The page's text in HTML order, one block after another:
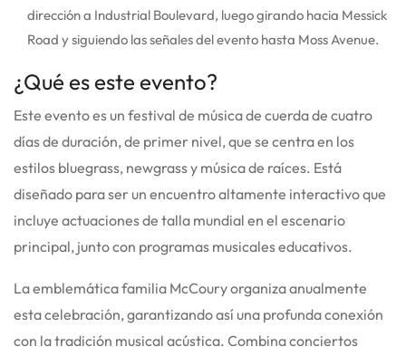
dirección a Industrial Boulevard, luego girando hacia Messick
Road y siguiendo las señales del evento hasta Moss Avenue.
¿Qué es este evento?
Este evento es un festival de música de cuerda de cuatro
días de duración, de primer nivel, que se centra en los
estilos bluegrass, newgrass y música de raíces. Está
diseñado para ser un encuentro altamente interactivo que
incluye actuaciones de talla mundial en el escenario
principal, junto con programas musicales educativos.
La emblemática familia McCoury organiza anualmente
esta celebración, garantizando así una profunda conexión
con la tradición musical acústica. Combina conciertos